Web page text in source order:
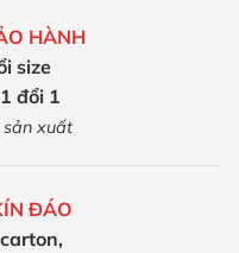
HÀNH
size
đổi 1
sản xuất
ĐÁO